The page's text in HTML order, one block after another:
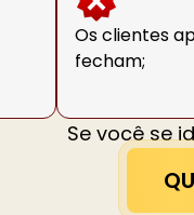
Os clientes
fecham;
Se você se